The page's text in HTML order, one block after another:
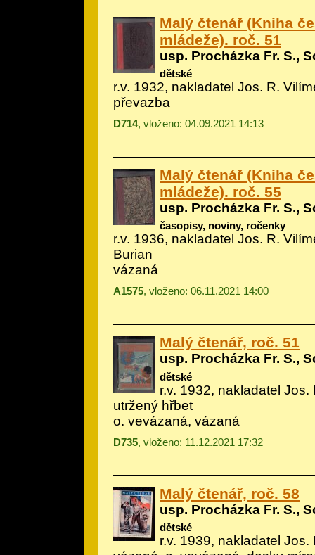
Malý čtenář (Kniha
mládeže). roč. 51
usp. Procházka Fr. S.,
dětské
r.v. 1932, nakladatel Jos. R.
převazba
D714, vloženo: 04.09.2021 14:13
Malý čtenář (Kniha
mládeže). roč. 55
usp. Procházka Fr. S.,
časopisy, noviny, ročenky
r.v. 1936, nakladatel Jos. R.
Burian
vázaná
A1575, vloženo: 06.11.2021 14:00
Malý čtenář, roč. 51
usp. Procházka Fr. S.,
dětské
r.v. 1932, nakladatel Jos.
utržený hřbet
o. vevázaná, vázaná
D735, vloženo: 11.12.2021 17:32
Malý čtenář, roč. 58
usp. Procházka Fr. S.,
dětské
r.v. 1939, nakladatel Jos.